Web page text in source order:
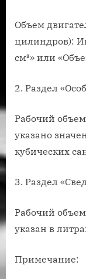
Объем
цилиндров):
см³» или
2. Раздел
Рабочий
указано
кубических
3. Раздел
Рабочий
указан в
Примечание: